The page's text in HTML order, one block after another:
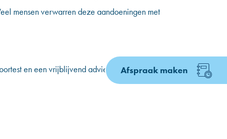
Afspraak maken
mensen verwarren deze aandoeningen met
en een vrijblijvend advies is altijd